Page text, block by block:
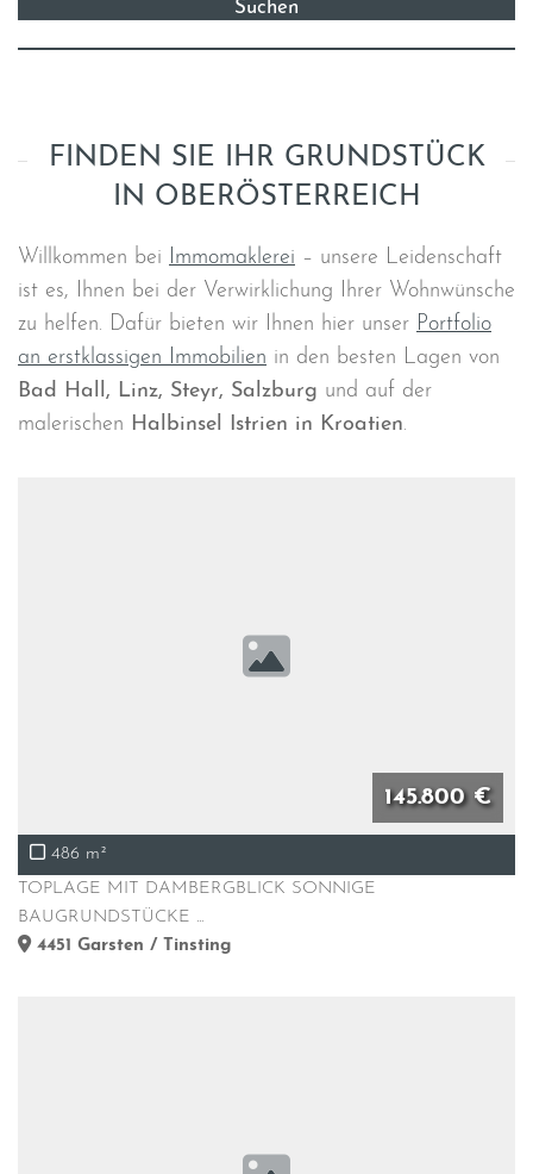
FINDEN SIE IHR GRUNDSTÜCK
IN OBERÖSTERREICH
Willkommen bei Immomaklerei – unsere Leidenschaft
ist es, Ihnen bei der Verwirklichung Ihrer Wohnwünsche
zu helfen. Dafür bieten wir Ihnen hier unser Portfolio
an erstklassigen Immobilien in den besten Lagen von
Bad Hall, Linz, Steyr, Salzburg und auf der
malerischen Halbinsel Istrien in Kroatien.
145.800 €
486 m²
TOPLAGE MIT DAMBERGBLICK SONNIGE
BAUGRUNDSTÜCKE ...
4451 Garsten / Tinsting